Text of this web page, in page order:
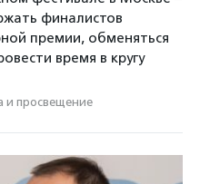
финалистов
премии, обменяться
время в кругу
и просвещение